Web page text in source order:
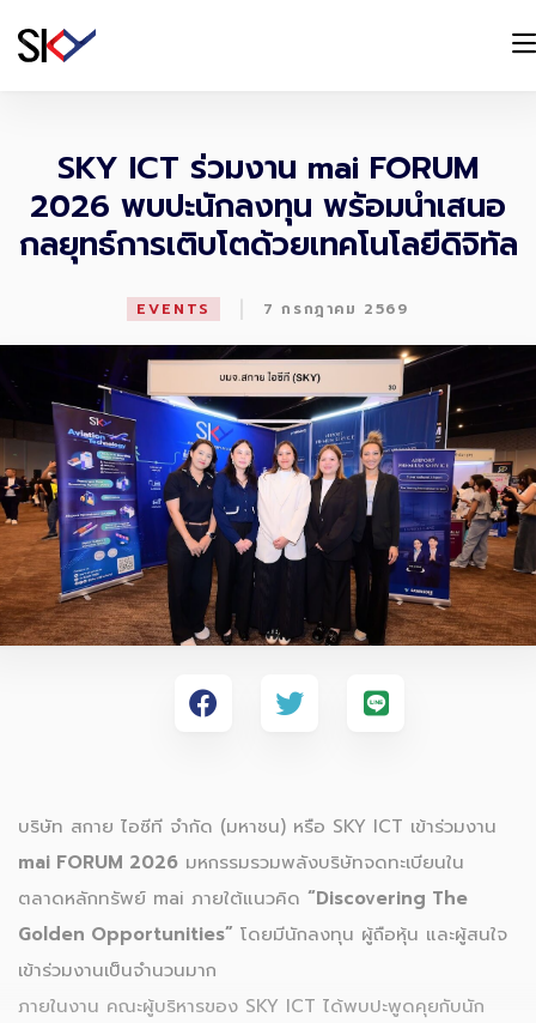
SKY ICT ร่วมงาน mai FORUM
2026 พบปะนักลงทุน พร้อมนำเสนอ
กลยุทธ์การเติบโตด้วยเทคโนโลยีดิจิทัล
EVENTS | 7 กรกฎาคม 2569
บริษัท สกาย ไอซีที จำกัด (มหาชน) หรือ SKY ICT เข้าร่วมงาน
mai FORUM 2026 มหกรรมรวมพลังบริษัทจดทะเบียนใน
ตลาดหลักทรัพย์ mai ภายใต้แนวคิด “Discovering The
Golden Opportunities” โดยมีนักลงทุน ผู้ถือหุ้น และผู้สนใจ
เข้าร่วมงานเป็นจำนวนมาก
ภายในงาน คณะผู้บริหารของ SKY ICT ได้พบปะพูดคุยกับนัก